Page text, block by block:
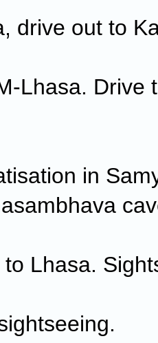
drive out to
Lhasa. Drive
in
Lhasa.